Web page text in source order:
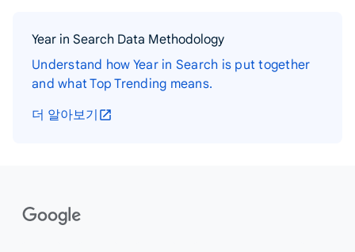
Year in Search Data Methodology
Understand how Year in Search is put together
and what Top Trending means.
더 알아보기